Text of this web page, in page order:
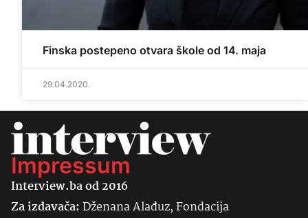
Finska postepeno otvara škole od 14. maja
29.04.2020.
Impressum
Interview.ba od 2016
Za izdavača:Dženana Alađuz, Fondacija